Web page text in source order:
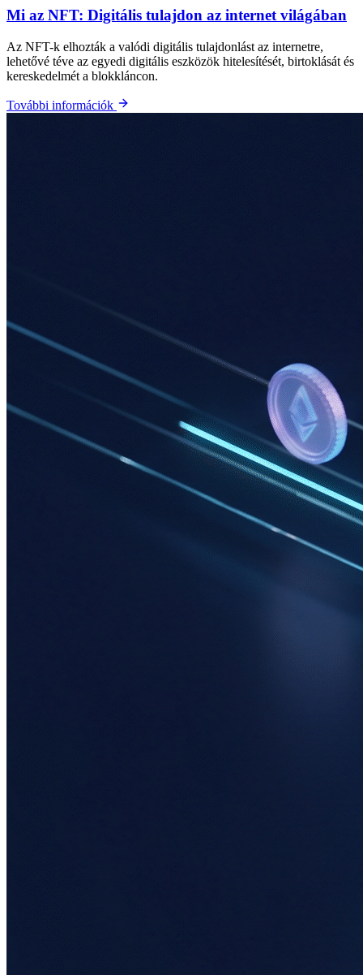
Mi az NFT: Digitális tulajdon az internet világában
Az NFT-k elhozták a valódi digitális tulajdonlást az internetre,
lehetővé téve az egyedi digitális eszközök hitelesítését, birtoklását és
kereskedelmét a blokkláncon.
További információk